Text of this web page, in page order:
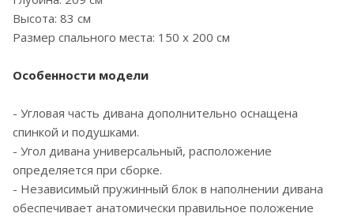
Высота: 83 см
Размер спального места: 150 х 200 см
Особенности модели
- Угловая часть дивана дополнительно оснащена
спинкой и подушками.
- Угол дивана универсальный, расположение
определяется при сборке.
- Независимый пружинный блок в наполнении дивана
обеспечивает анатомически правильное положение